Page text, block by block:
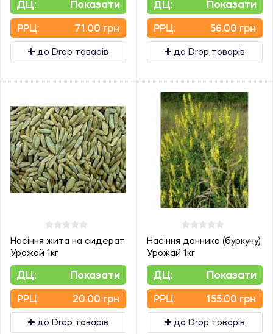
ДЦ: Показати
PPЦ: 71.00 грн
до Drop товарів
ДЦ: Показати
PPЦ: 56.00 грн
до Drop товарів
Насіння жита на сидерат
Урожай 1кг
ДЦ: Показати
PPЦ: 20.00 грн
до Drop товарів
Насіння донника (буркуну)
Урожай 1кг
ДЦ: Показати
PPЦ: 155.00 грн
до Drop товарів